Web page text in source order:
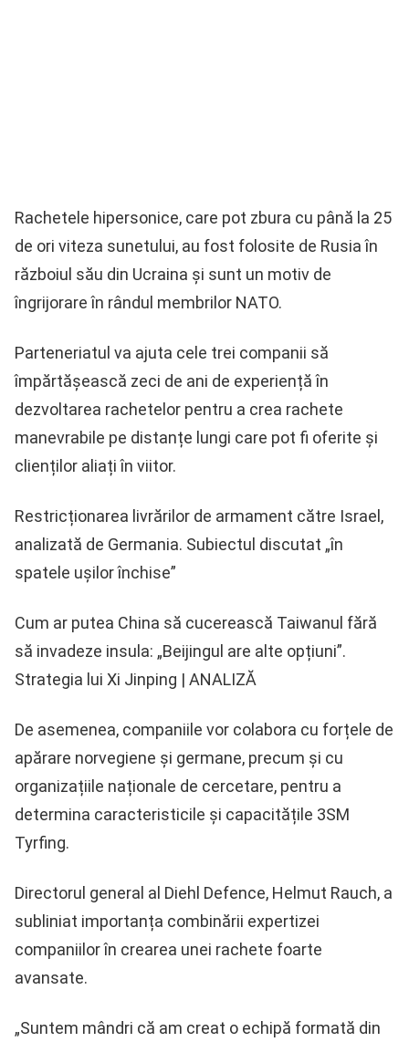
Rachetele hipersonice, care pot zbura cu până la 25
de ori viteza sunetului, au fost folosite de Rusia în
războiul său din Ucraina şi sunt un motiv de
îngrijorare în rândul membrilor NATO.
Parteneriatul va ajuta cele trei companii să
împărtășească zeci de ani de experiență în
dezvoltarea rachetelor pentru a crea rachete
manevrabile pe distanțe lungi care pot fi oferite și
clienților aliați în viitor.
Restricționarea livrărilor de armament către Israel,
analizată de Germania. Subiectul discutat „în
spatele uşilor închise”
Cum ar putea China să cucerească Taiwanul fără
să invadeze insula: „Beijingul are alte opțiuni”.
Strategia lui Xi Jinping | ANALIZĂ
De asemenea, companiile vor colabora cu forțele de
apărare norvegiene și germane, precum și cu
organizațiile naționale de cercetare, pentru a
determina caracteristicile și capacitățile 3SM
Tyrfing.
Directorul general al Diehl Defence, Helmut Rauch, a
subliniat importanța combinării expertizei
companiilor în crearea unei rachete foarte
avansate.
„Suntem mândri că am creat o echipă formată din